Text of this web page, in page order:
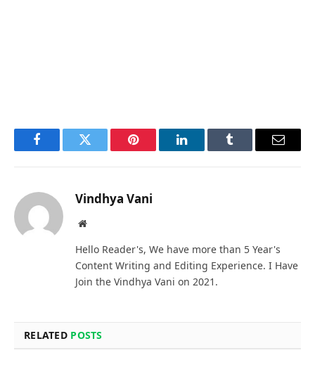
FacebookTwitter Pinterest LinkedInTumblr Email
Vindhya Vani
Website
Hello Reader's, We have more than 5 Year's
Content Writing and Editing Experience. I Have
Join the Vindhya Vani on 2021.
RELATED POSTS